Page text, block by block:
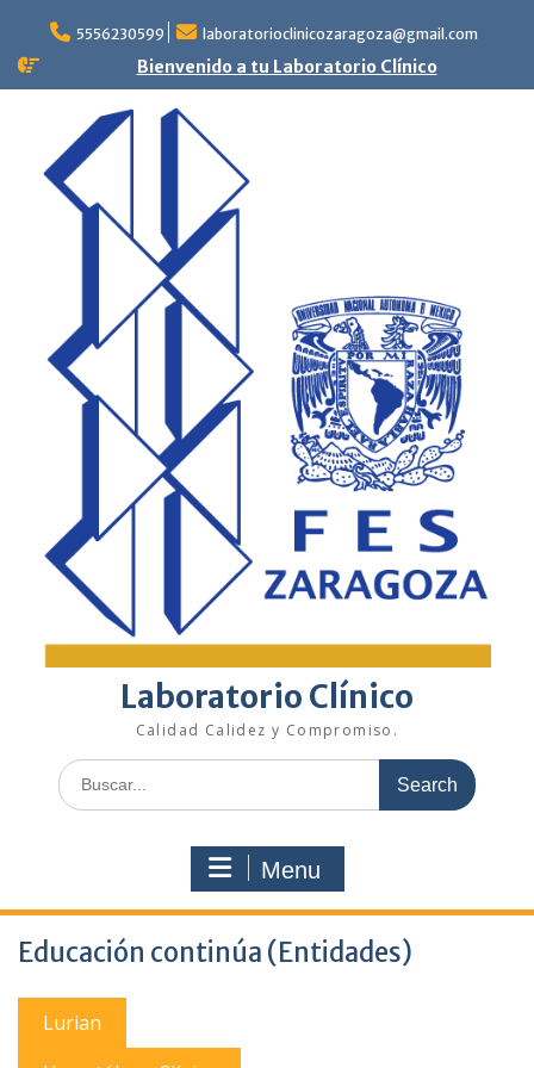
content
5556230599 laboratorioclinicozaragoza@gmail.com
Bienvenido a tu Laboratorio Clínico
Laboratorio Clínico
Calidad Calidez y Compromiso.
Search
for:
Menu
Educación continúa (Entidades)
Lurian